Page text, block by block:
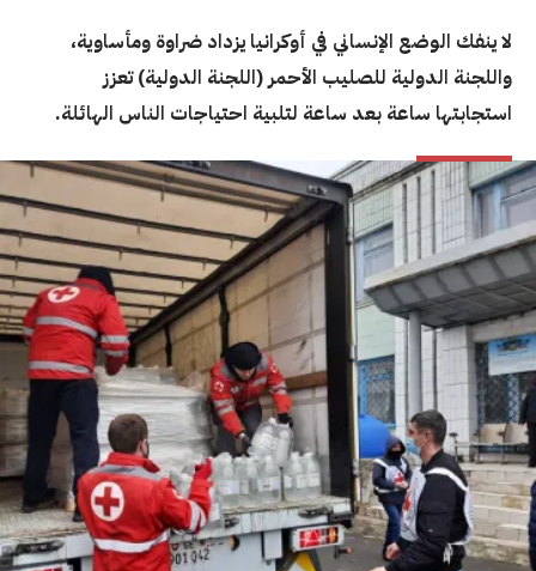
لا ينفك الوضع الإنساني في أوكرانيا يزداد ضراوة ومأساوية،
واللجنة الدولية للصليب الأحمر (اللجنة الدولية) تعزز
استجابتها ساعة بعد ساعة لتلبية احتياجات الناس الهائلة.